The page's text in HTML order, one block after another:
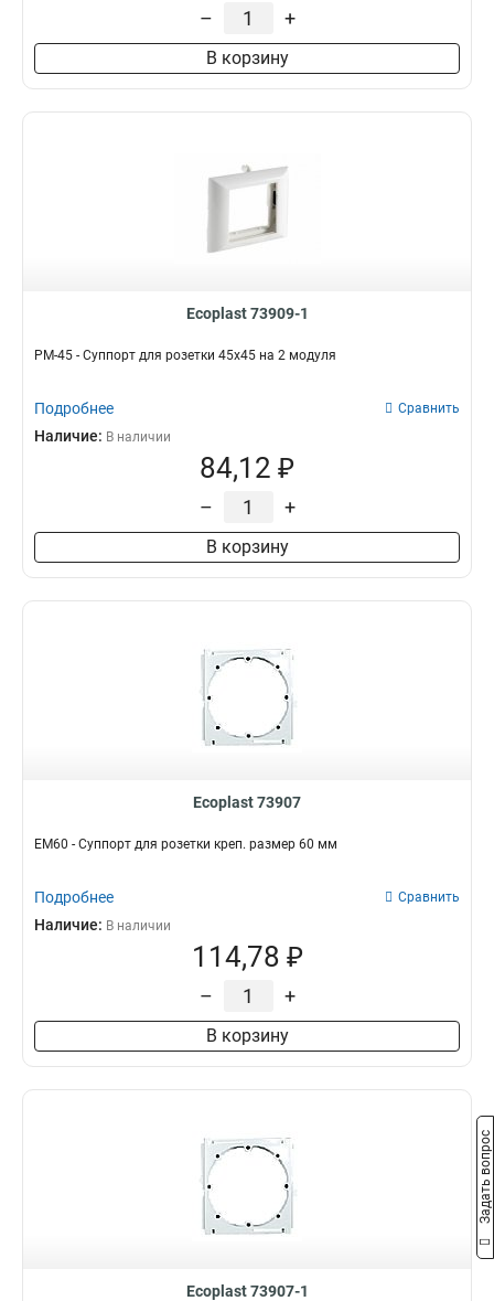
– +
В корзину
Ecoplast 73909-1
PM-45 - Суппорт для розетки 45x45 на 2 модуля
Подробнее Сравнить
Наличие: В наличии
84,12 ₽
– +
В корзину
Ecoplast 73907
EM60 - Суппорт для розетки креп. размер 60 мм
Подробнее Сравнить
Наличие: В наличии
114,78 ₽
– +
В корзину
Ecoplast 73907-1
Задать вопрос